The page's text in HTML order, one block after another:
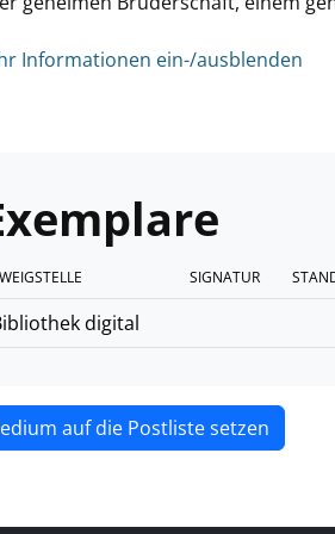
Informationen ein-/ausblenden
SIGNATUR
digital
auf die Postliste setzen